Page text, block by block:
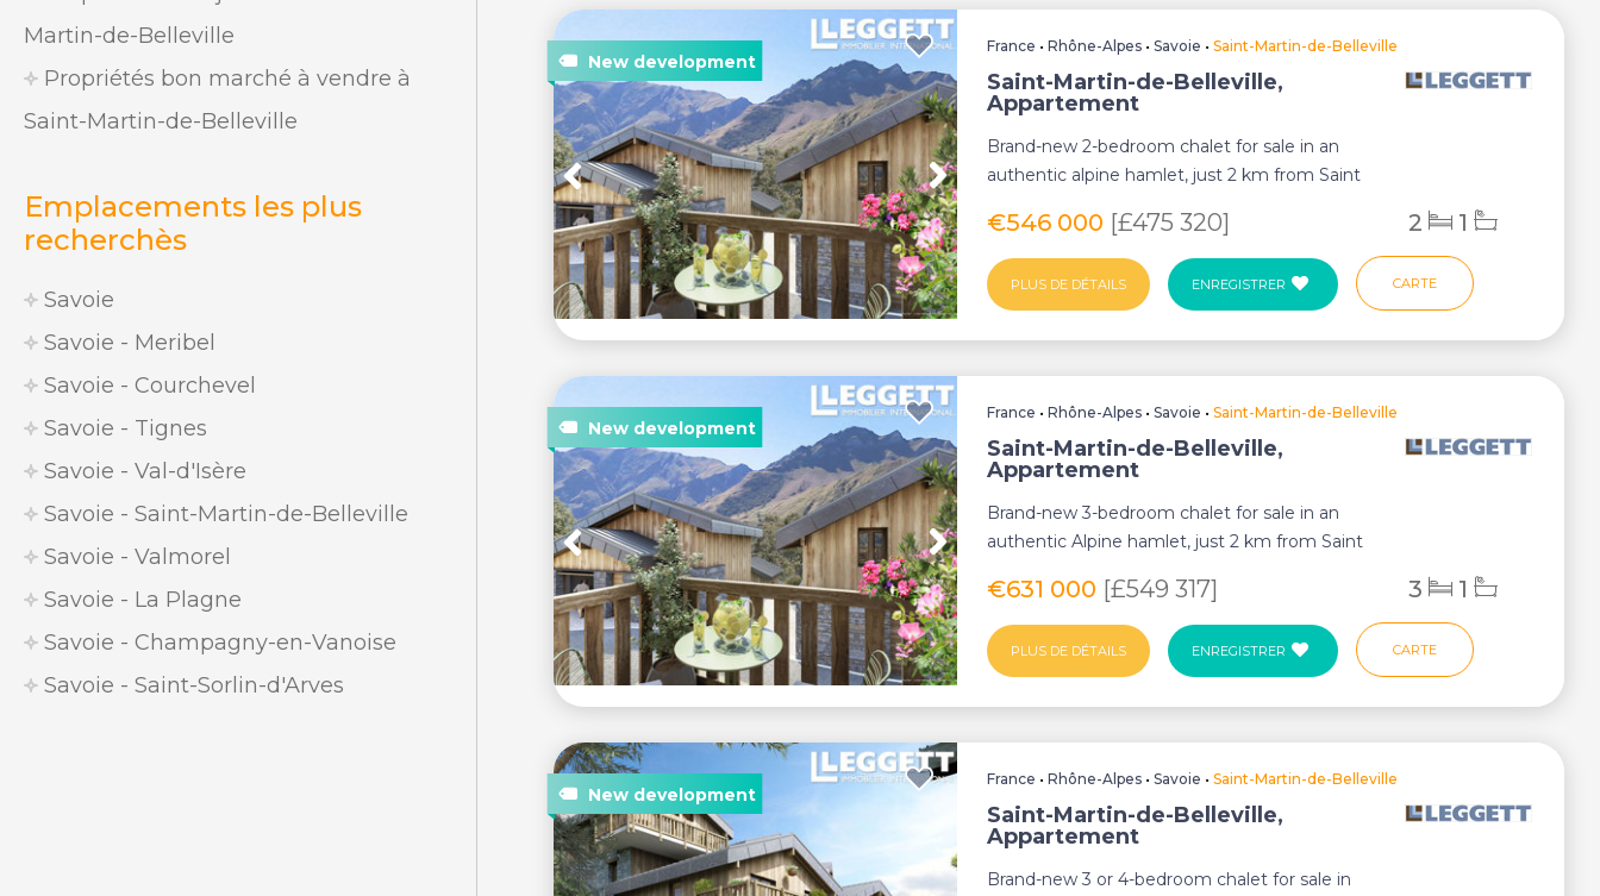
Martin-de-Belleville
Propriétés bon marché à vendre à
Saint-Martin-de-Belleville
Emplacements les plus
recherchès
Savoie
Savoie - Meribel
Savoie - Courchevel
Savoie - Tignes
Savoie - Val-d'Isère
Savoie - Saint-Martin-de-Belleville
Savoie - Valmorel
Savoie - La Plagne
Savoie - Champagny-en-Vanoise
Savoie - Saint-Sorlin-d'Arves
France •Rhône-Alpes •Savoie •Saint-Martin-de-Belleville
Saint-Martin-de-Belleville,
Appartement
Brand-new 2-bedroom chalet for sale in an
authentic alpine hamlet, just 2 km from Saint
€546 000 [£475 320] 2 1
PLUS DE DÉTAILS ENREGISTRER CARTE
France •Rhône-Alpes •Savoie •Saint-Martin-de-Belleville
Saint-Martin-de-Belleville,
Appartement
Brand-new 3-bedroom chalet for sale in an
authentic Alpine hamlet, just 2 km from Saint
€631 000 [£549 317] 3 1
PLUS DE DÉTAILS ENREGISTRER CARTE
France •Rhône-Alpes •Savoie •Saint-Martin-de-Belleville
Saint-Martin-de-Belleville,
Appartement
Brand-new 3 or 4-bedroom chalet for sale in